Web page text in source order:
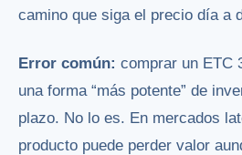
camino que siga el precio día a
Error común: comprar un ETC
una forma “más potente” de
plazo. No lo es. En mercados
producto puede perder valor